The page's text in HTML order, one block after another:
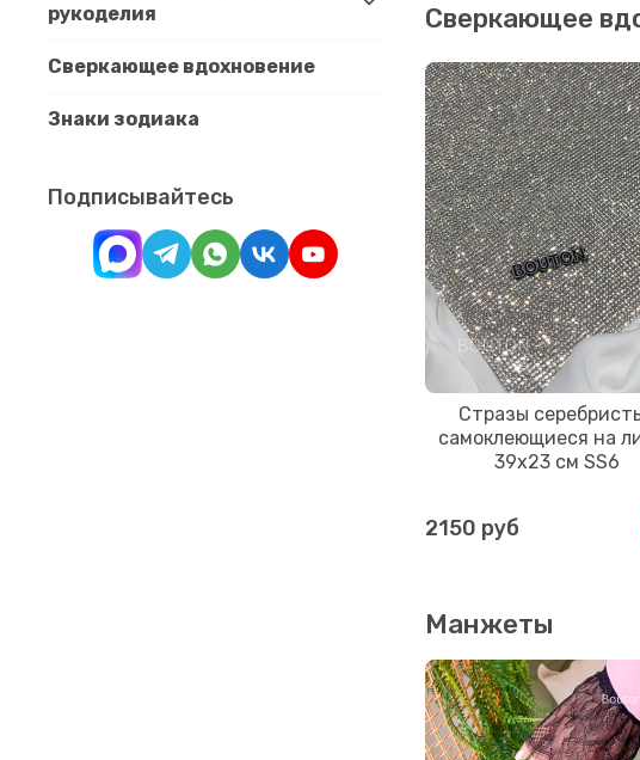
Сверкающее
Стразы
самоклеющиеся на
39х23 см SS6
2150 руб
Манжеты
рукоделия
Сверкающее вдохновение
Знаки зодиака
Подписывайтесь